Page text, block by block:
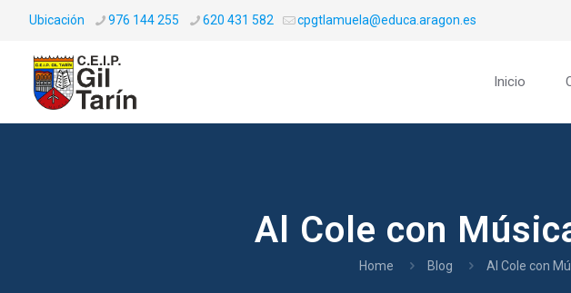
Ubicación 976 144 255 620 431 582 cpgtlamuela@educa.aragon.es
Inicio
Al Cole con
Home Blog Al Cole con